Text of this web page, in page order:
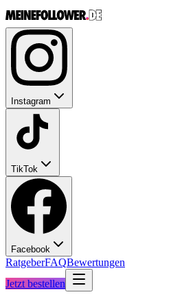
Instagram
TikTok
Facebook
RatgeberFAQBewertungen
Jetzt bestellen